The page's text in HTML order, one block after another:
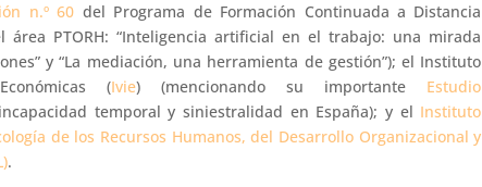
n.º 60 del Programa de Formación Continuada a Distancia
PTORH: “Inteligencia artificial en el trabajo: una mirada
y “La mediación, una herramienta de gestión”); el Instituto
(Ivie) (mencionando su importante Estudio
temporal y siniestralidad en España); y el Instituto
de los Recursos Humanos, del Desarrollo Organizacional y
.